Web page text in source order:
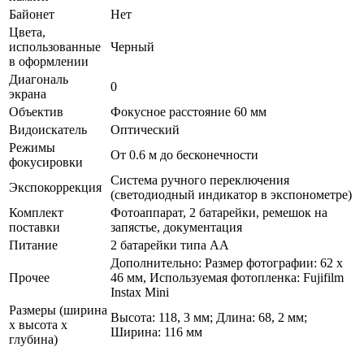
Байонет
Нет
Цвета,
использованные
в оформлении
Черный
Диагональ
экрана
0
Объектив
Фокусное расстояние 60 мм
Видоискатель
Оптический
Режимы
фокусировки
От 0.6 м до бесконечности
Экспокоррекция
Система ручного переключения
(светодиодный индикатор в экспонометре)
Комплект
поставки
Фотоаппарат, 2 батарейки, ремешок на
запястье, документация
Питание
2 батарейки типа АА
Прочее
Дополнительно: Размер фотографии: 62 х
46 мм, Используемая фотопленка: Fujifilm
Instax Mini
Размеры (ширина
х высота х
глубина)
Высота: 118, 3 мм; Длина: 68, 2 мм;
Ширина: 116 мм